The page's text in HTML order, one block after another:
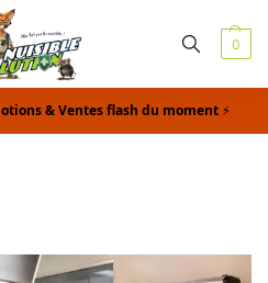
0
& Ventes flash du moment